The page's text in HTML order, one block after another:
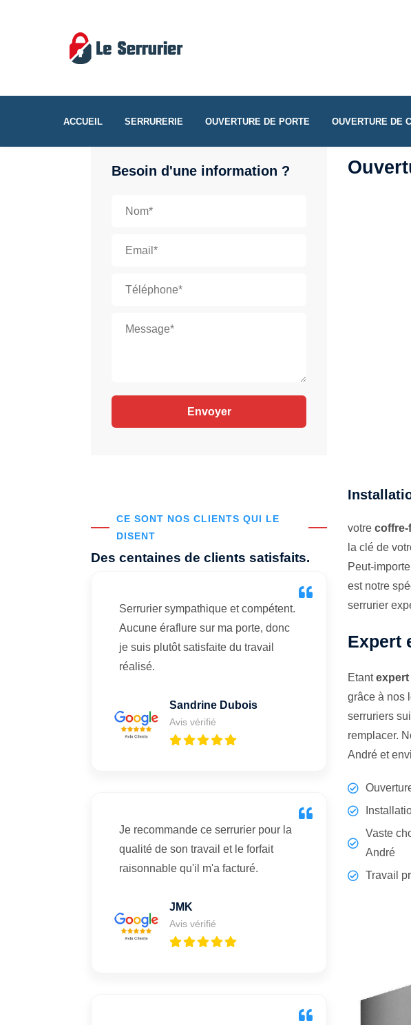
ACCUEIL SERRURERIE OUVERTURE DE PORTE OUVERTURE DE
Besoin d'une information ?
CE SONT NOS CLIENTS QUI LE
DISENT
Des centaines de clients satisfaits.
Serrurier sympathique et compétent.
Aucune éraflure sur ma porte, donc
je suis plutôt satisfaite du travail
réalisé.
Sandrine Dubois
Avis vérifié
Je recommande ce serrurier pour la
qualité de son travail et le forfait
raisonnable qu'il m'a facturé.
JMK
Avis vérifié
votrecoffre-
la clé de
Peut-
est notre
serrurier
Expert
Etant
grâce à nos
serruriers
remplacer.
André et
Vaste
André
Travail